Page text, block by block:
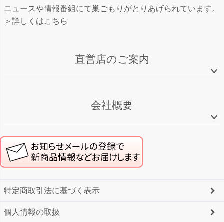
ニュースや情報番組にて巣ごもりがとりあげられています。
＞詳しくはこちら
直営店のご案内
会社概要
特定商取引法に基づく表示
個人情報の取扱